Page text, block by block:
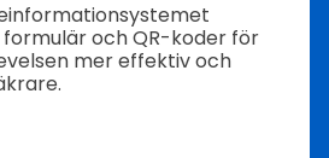
och QR-koder för
mer effektiv och